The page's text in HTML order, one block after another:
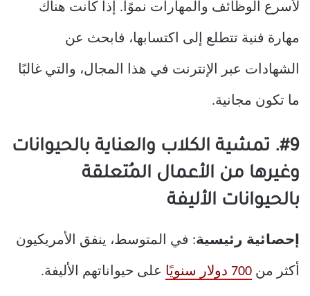
لأسرع الوظائف والمهارات نموًا. إذا كانت هناك
مهارة فنية تتطلع إلى اكتسابها، فابحث عن
الشهادات عبر الإنترنت في هذا المجال، والتي غالبًا
ما تكون مجانية.
#9. تمشية الكلاب والعناية بالحيوانات
وغيرها من الأعمال المُتعلقة
بالحيوانات الأليفة
إحصائية رئيسية: في المتوسط، ينفق الأمريكيون
أكثر من 700 دولار سنويًا على حيواناتهم الأليفة.